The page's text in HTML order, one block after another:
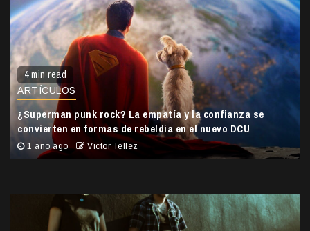
4 min read
ARTÍCULOS
¿Superman punk rock? La empatía y la confianza se
convierten en formas de rebeldía en el nuevo DCU
1 año ago Victor Tellez